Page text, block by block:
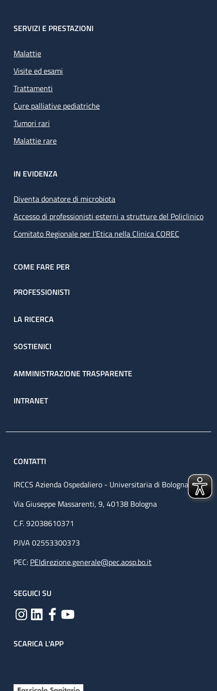
SERVIZI E PRESTAZIONI
Malattie
Visite ed esami
Trattamenti
Cure palliative pediatriche
Tumori rari
Malattie rare
IN EVIDENZA
Diventa donatore di microbiota
Accesso di professionisti esterni a strutture del Policlinico
Comitato Regionale per l’Etica nella Clinica COREC
COME FARE PER
PROFESSIONISTI
LA RICERCA
SOSTIENICI
AMMINISTRAZIONE TRASPARENTE
INTRANET
CONTATTI
IRCCS Azienda Ospedaliero - Universitaria di Bologna
Via Giuseppe Massarenti, 9, 40138 Bologna
C.F. 92038610371
P.IVA 02553300373
PEC: PEIdirezione.generale@pec.aosp.bo.it
SEGUICI SU
SCARICA L'APP